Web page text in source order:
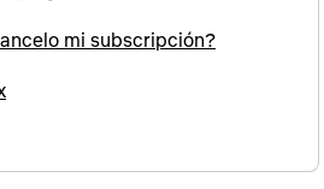
mi subscripción?